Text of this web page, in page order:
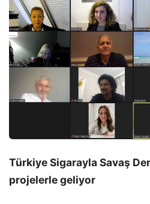
Türkiye Sigarayla Savaş
projelerle geliyor